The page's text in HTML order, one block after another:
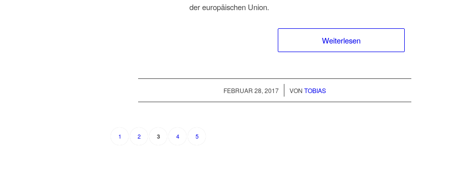
der europäischen Union.
Weiterlesen
FEBRUAR 28, 2017
/ VONTOBIAS
1 2 3 4 5